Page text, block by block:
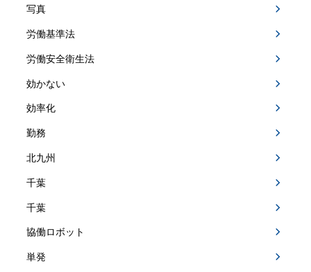
写真
労働基準法
労働安全衛生法
効かない
効率化
勤務
北九州
千葉
千葉
協働ロボット
単発